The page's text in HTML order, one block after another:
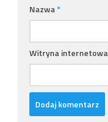
Nazwa*
Witryna internetowa